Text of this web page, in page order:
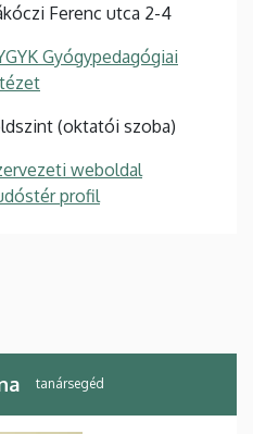
Ferenc utca 2-4
Gyógypedagógiai
(oktatói szoba)
weboldal
profil
tanársegéd